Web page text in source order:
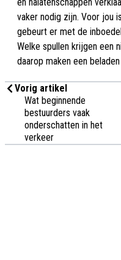
en nalatenschappen
vaker nodig zijn. Voor jou
gebeurt er met de
Welke spullen krijgen een
daarop maken een
Vorig artikel
Wat beginnende
bestuurders vaak
onderschatten in het
verkeer